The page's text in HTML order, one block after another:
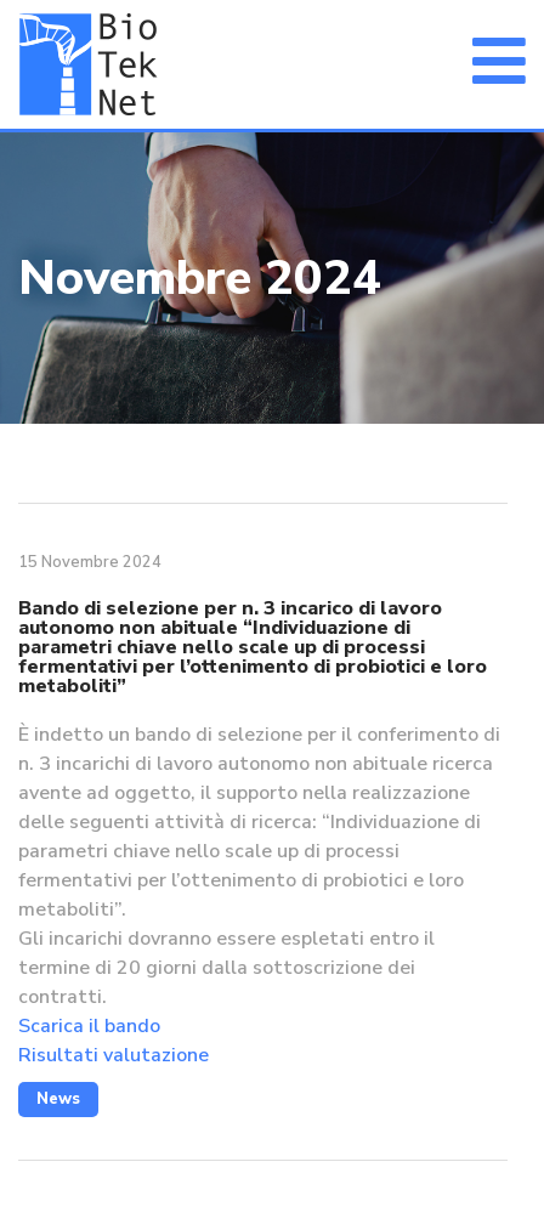
Novembre 2024
15 Novembre 2024
Bando di selezione per n. 3 incarico di lavoro
autonomo non abituale “Individuazione di
parametri chiave nello scale up di processi
fermentativi per l’ottenimento di probiotici e loro
metaboliti”
È indetto un bando di selezione per il conferimento di
n. 3 incarichi di lavoro autonomo non abituale ricerca
avente ad oggetto, il supporto nella realizzazione
delle seguenti attività di ricerca: “Individuazione di
parametri chiave nello scale up di processi
fermentativi per l’ottenimento di probiotici e loro
metaboliti”.
Gli incarichi dovranno essere espletati entro il
termine di 20 giorni dalla sottoscrizione dei
contratti.
Scarica il bando
Risultati valutazione
News